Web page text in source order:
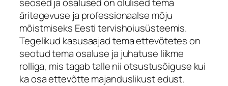
äritegevuse ja professionaalse mõju
mõistmiseks Eesti tervishoiusüsteemis.
Tegelikud kasusaajad tema ettevõtetes on
seotud tema osaluse ja juhatuse liikme
rolliga, mis tagab talle nii otsustusõiguse kui
ka osa ettevõtte majanduslikust edust.